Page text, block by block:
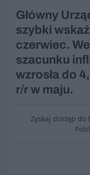
Główny
szybki
czerwiec.
szacunku
wzrosła do
r/r w maju.
Zyskaj dostęp do